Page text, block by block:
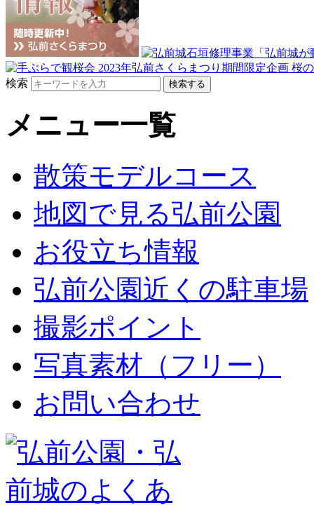
検索
メニュー一覧
散策モデルコース
地図で見る弘前公園
お役立ち情報
弘前公園近くの駐車場
撮影ポイント
写真素材（フリー）
お問い合わせ